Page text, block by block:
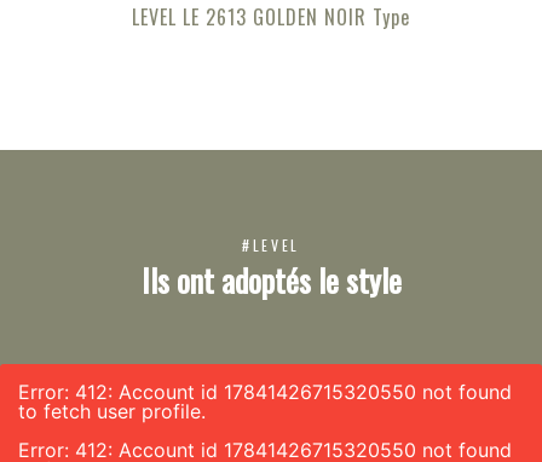
LEVEL LE 2613 GOLDEN NOIR Type
#LEVEL
Ils ont adoptés le style
Error: 412: Account id 17841426715320550 not found
to fetch user profile.
Error: 412: Account id 17841426715320550 not found